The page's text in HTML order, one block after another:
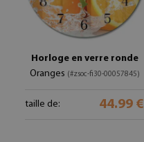
Horloge en verre ronde
Oranges (#zsoc-fi30-00057845)
taille de: 44.99 €